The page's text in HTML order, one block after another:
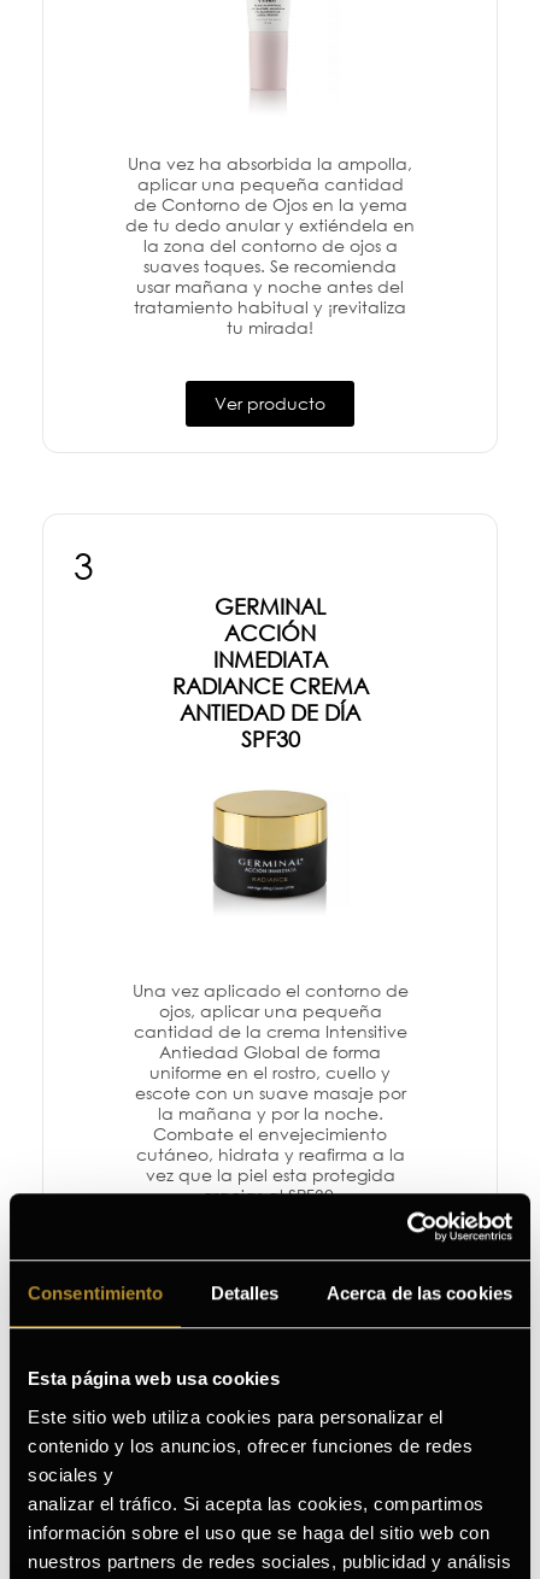
Consentimiento Detalles Acerca de las cookies
Esta página web usa cookies
Este sitio web utiliza cookies para personalizar el
contenido y los anuncios, ofrecer funciones de redes
sociales y
analizar el tráfico. Si acepta las cookies, compartimos
información sobre el uso que se haga del sitio web con
nuestros partners de redes sociales, publicidad y análisis
Una vez ha absorbida la ampolla,
aplicar una pequeña cantidad
de Contorno de Ojos en la yema
de tu dedo anular y extiéndela en
la zona del contorno de ojos a
suaves toques. Se recomienda
usar mañana y noche antes del
tratamiento habitual y ¡revitaliza
tu mirada!
Ver producto
3
GERMINAL
ACCIÓN
INMEDIATA
RADIANCE CREMA
ANTIEDAD DE DÍA
SPF30
Una vez aplicado el contorno de
ojos, aplicar una pequeña
cantidad de la crema Intensitive
Antiedad Global de forma
uniforme en el rostro, cuello y
escote con un suave masaje por
la mañana y por la noche.
Combate el envejecimiento
cutáneo, hidrata y reafirma a la
vez que la piel esta protegida
gracias al SPF30.